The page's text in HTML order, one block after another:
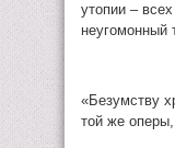
утопии –
неугомонный
«Безумству
той же